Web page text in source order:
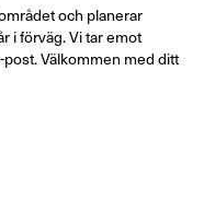
och planerar
i förväg. Vi tar emot
Välkommen med ditt